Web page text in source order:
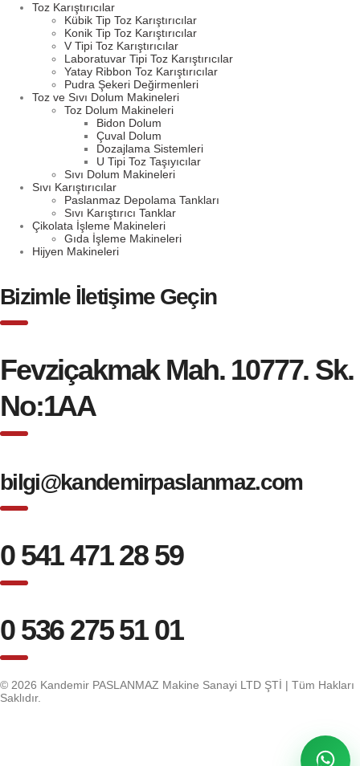
Toz Karıştırıcılar
Kübik Tip Toz Karıştırıcılar
Konik Tip Toz Karıştırıcılar
V Tipi Toz Karıştırıcılar
Laboratuvar Tipi Toz Karıştırıcılar
Yatay Ribbon Toz Karıştırıcılar
Pudra Şekeri Değirmenleri
Toz ve Sıvı Dolum Makineleri
Toz Dolum Makineleri
Bidon Dolum
Çuval Dolum
Dozajlama Sistemleri
U Tipi Toz Taşıyıcılar
Sıvı Dolum Makineleri
Sıvı Karıştırıcılar
Paslanmaz Depolama Tankları
Sıvı Karıştırıcı Tanklar
Çikolata İşleme Makineleri
Gıda İşleme Makineleri
Hijyen Makineleri
Bizimle İletişime Geçin
Fevziçakmak Mah. 10777. Sk.
No:1AA
bilgi@kandemirpaslanmaz.com
0 541 471 28 59
0 536 275 51 01
© 2026 Kandemir PASLANMAZ Makine Sanayi LTD ŞTİ | Tüm Hakları
Saklıdır.